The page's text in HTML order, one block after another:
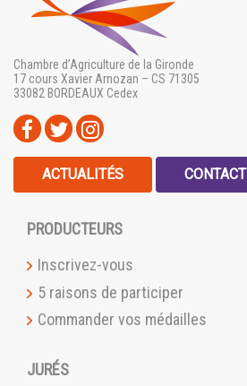
Chambre d’Agriculture de la Gironde
17 cours Xavier Arnozan – CS 71305
33082 BORDEAUX Cedex
ACTUALITÉS CONTACT
PRODUCTEURS
Inscrivez-vous
5 raisons de participer
Commander vos médailles
JURÉS